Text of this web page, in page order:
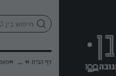
דף הבית »
...
»